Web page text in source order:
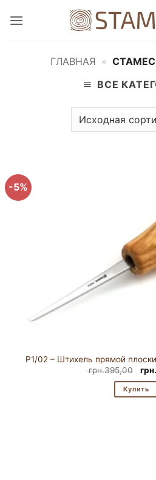
ГЛАВНАЯ »
ВСЕ
-5%
P1/02 – Штихель прямой
грн.395,00
цена
грн.
Купить